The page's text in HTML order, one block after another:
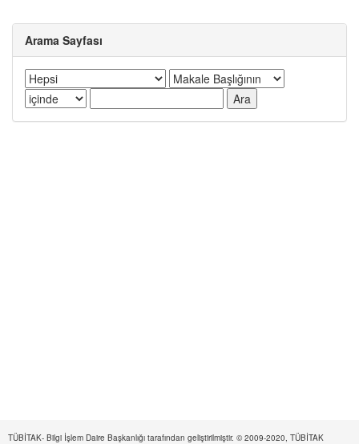
Arama Sayfası
TÜBİTAK- Bilgi İşlem Daire Başkanlığı tarafından geliştirilmiştir. © 2009-2020, TÜBİTAK